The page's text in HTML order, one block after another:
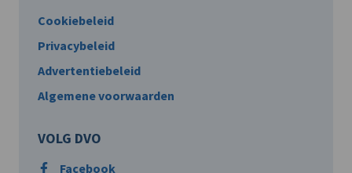
Cookiebeleid
Privacybeleid
Advertentiebeleid
Algemene voorwaarden
VOLG DVO
Facebook